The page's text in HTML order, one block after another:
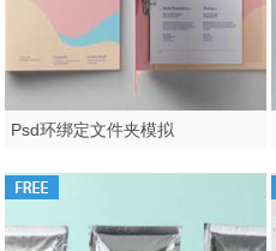
Psd环绑定文件夹模拟